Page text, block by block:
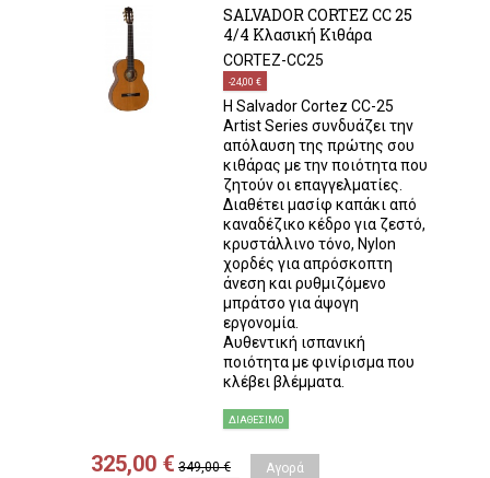
SALVADOR CORTEZ CC 25
4/4 Κλασική Κιθάρα
CORTEZ-CC25
-24,00 €
Η Salvador Cortez CC-25
Artist Series συνδυάζει την
απόλαυση της πρώτης σου
κιθάρας με την ποιότητα που
ζητούν οι επαγγελματίες.
Διαθέτει μασίφ καπάκι από
καναδέζικο κέδρο για ζεστό,
κρυστάλλινο τόνο, Nylon
χορδές για απρόσκοπτη
άνεση και ρυθμιζόμενο
μπράτσο για άψογη
εργονομία.
Αυθεντική ισπανική
ποιότητα με φινίρισμα που
κλέβει βλέμματα.
ΔΙΑΘΈΣΙΜΟ
325,00 € 349,00 € Αγορά